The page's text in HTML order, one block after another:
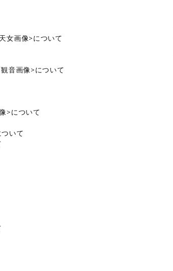
女画像>について
音画像>について
>について
いて